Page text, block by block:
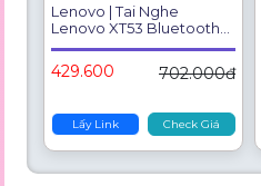
Lenovo | Tai Nghe
Lenovo XT53 Bluetooth
V5.4 Tai Nghe Chơi Game
TWS Có Màn Hình Hiển
Thị Nguồn LED Chống
Nghe Nhét Tai Không
Dây Điều Khiển Bằng
429.600 702.000đ
Lấy Link Check Giá